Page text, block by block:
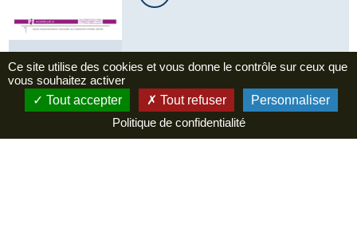
Ce site utilise des cookies et vous donne le contrôle sur ceux que
vous souhaitez activer
Tout accepter
Tout refuser
Personnaliser
Politique de confidentialité